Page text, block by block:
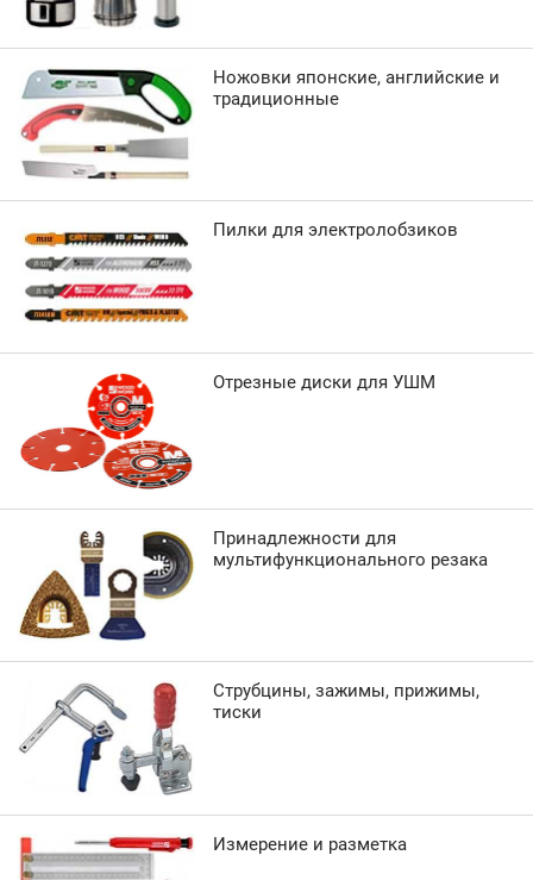
Ножовки японские, английские и
традиционные
Пилки для электролобзиков
Отрезные диски для УШМ
Принадлежности для
мультифункционального резака
Струбцины, зажимы, прижимы,
тиски
Измерение и разметка